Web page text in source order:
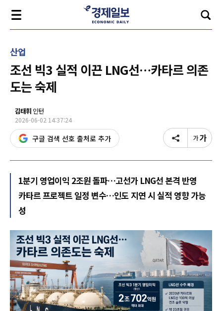
산업
조선 빅3 실적 이끈 LNG선…카타르 의존
도는 숙제
김태휘 인턴
2026-06-02 14:37:24
구글 검색 선호 출처로 추가
1분기 영업이익 2조원 돌파…고선가 LNG선 본격 반영
카타르 프로젝트 일정 변수…인도 지연 시 실적 영향 가능
성